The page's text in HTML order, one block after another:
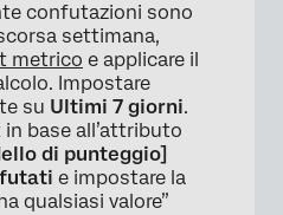
confutazioni sono
settimana,
metrico e applicare il
Impostare
su Ultimi 7 giorni.
base all’attributo
di punteggio]
e impostare la
qualsiasi valore”